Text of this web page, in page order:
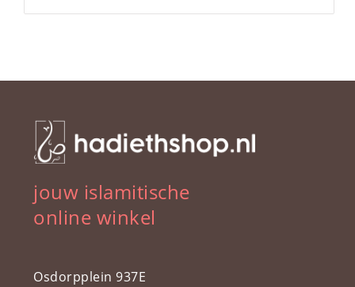
jouw islamitische
online winkel
Osdorpplein 937E